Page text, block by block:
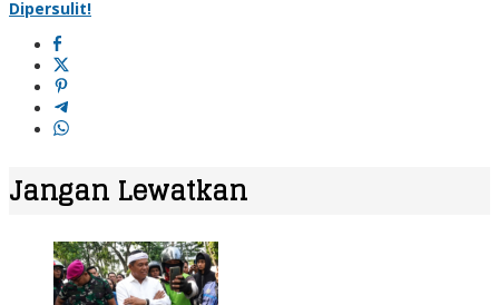
Dipersulit!
Jangan Lewatkan